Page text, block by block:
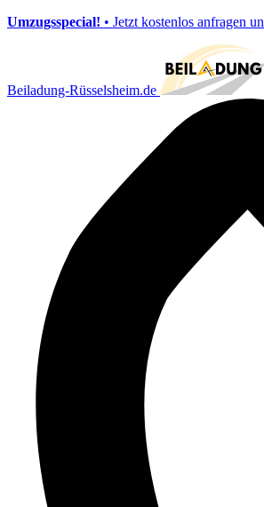
Umzugsspecial! • Jetzt kostenlos anfragen
Beiladung-Rüsselsheim.de